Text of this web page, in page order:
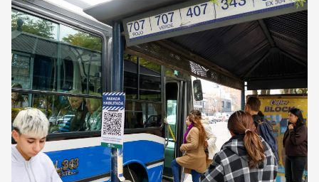
DEBATE
ARCHIVO
DECLARACIONES
OPINIÓN
ALTAMIRA RESPONDE
Política Obrera Revista
CONTACTO